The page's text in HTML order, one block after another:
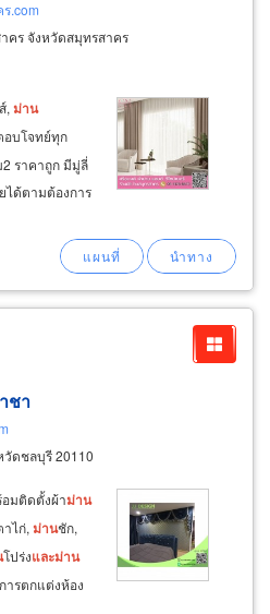
.com
คร จังหวัดสมุทรสาคร
, ม่าน
อบโจทย์ทุก
ราคาถูก มีมู่ลี่
ได้ตามต้องการ
ลี่อลูมิเนียม มู่ลี่
ชา
วัดชลบุรี 20110
มติดตั้งผ้าม่าน
ไก่, ม่านชัก,
โปร่งและม่าน
ารตกแต่งห้อง